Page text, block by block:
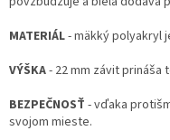
MATERIÁL- mäkký polyakryl
VÝŠKA- 22 mm závit prináša
BEZPEČNOSŤ - vďaka
svojom mieste.